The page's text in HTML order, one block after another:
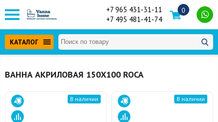
+7 965 431-31-11
+7 495 481-41-74
0
КАТАЛОГ
ВАННА АКРИЛОВАЯ 150Х100 ROCA
В наличии В наличии